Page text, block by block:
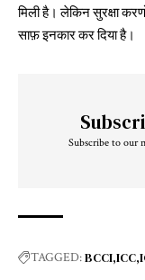
मिली है। लेकिन सुरक्षा
साफ़ इनकार कर दिया है।
Subscribe to our
TAGGED:BCCI ICC